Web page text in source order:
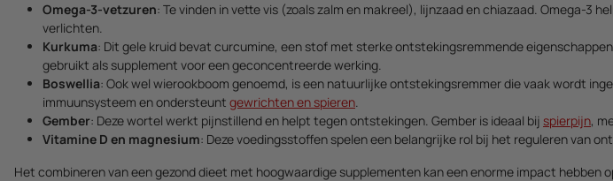
Omega-3-vetzuren: Te vinden in vette vis (zoals zalm en makreel), lijnzaad en chiazaad. Omega-
verlichten.
Kurkuma: Dit gele kruid bevat curcumine, een stof met sterke ontstekingsremmende
gebruikt als supplement voor een geconcentreerde werking.
Boswellia: Ook wel wierookboom genoemd, is een natuurlijke ontstekingsremmer die vaak wordt
immuunsysteem en ondersteunt gewrichten en spieren.
Gember: Deze wortel werkt pijnstillend en helpt tegen ontstekingen. Gember is ideaal bij spierpijn,
Vitamine D en magnesium: Deze voedingsstoffen spelen een belangrijke rol bij het reguleren van
Het combineren van een gezond dieet met hoogwaardige supplementen kan een enorme impact hebben